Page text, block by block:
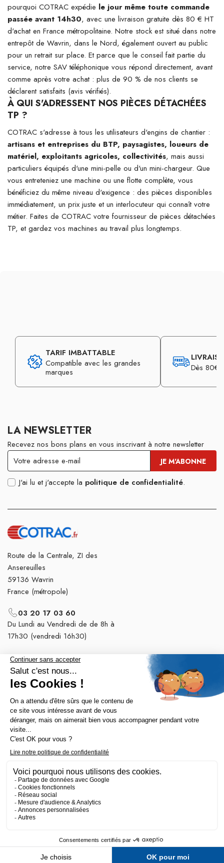
pourquoi COTRAC expédie le jour même toute commande
passée avant 14h30, avec une livraison gratuite dès 80 € HT
d'achat en France métropolitaine. Notre stock est situé dans notre
entrepôt de Wavrin, dans le Nord, également ouvert au public
pour un retrait sur place. Et parce que le conseil fait partie du
service, notre SAV téléphonique vous répond directement, avant
comme après votre achat : plus de 90 % de nos clients se
déclarent satisfaits (avis vérifiés).
À QUI S'ADRESSENT NOS PIÈCES DÉTACHÉES
TP ?
COTRAC s'adresse à tous les utilisateurs d'engins de chantier :
artisans et entreprises du BTP, paysagistes, loueurs de
matériel, exploitants agricoles, collectivités, mais aussi
particuliers équipés d'une mini-pelle ou d'un mini-chargeur. Que
vous entreteniez une machine ou une flotte complète, vous
bénéficiez du même niveau d'exigence : des pièces disponibles
immédiatement, un prix juste et un interlocuteur qui connaît votre
métier. Faites de COTRAC votre fournisseur de pièces détachées
TP, et gardez vos machines au travail plus longtemps.
TARIF IMBATTABLE
Compatible avec les grandes
marques
Dès 80€
LA NEWSLETTER
Recevez nos bons plans en vous inscrivant à notre newsletter
J'ai lu et j'accepte la politique de confidentialité.
Route de la Centrale, ZI des
Ansereuilles
59136 Wavrin
France (métropole)
03 20 17 03 60
Du Lundi au Vendredi de de 8h à
17h30 (vendredi 16h30)
Nos tops catégories
Notre société 
Fait avec 💛 par l’agence Wapiti
Politique de confidentialité